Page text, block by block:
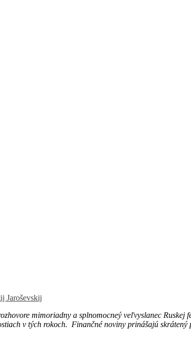
Jaroševskij
mimoriadny a splnomocneý veľvyslanec Ruskej
v tých rokoch. Finančné noviny prinášajú